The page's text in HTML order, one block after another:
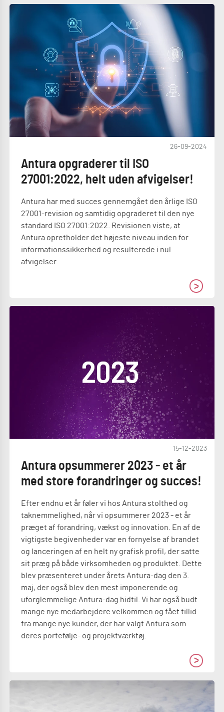
26-09-2024
Antura opgraderer til ISO
27001:2022, helt uden afvigelser!
Antura har med succes gennemgået den årlige ISO
27001-revision og samtidig opgraderet til den nye
standard ISO 27001:2022. Revisionen viste, at
Antura opretholder det højeste niveau inden for
informationssikkerhed og resulterede i nul
afvigelser.
15-12-2023
Antura opsummerer 2023 - et år
med store forandringer og succes!
Efter endnu et år føler vi hos Antura stolthed og
taknemmelighed, når vi opsummerer 2023 - et år
præget af forandring, vækst og innovation. En af de
vigtigste begivenheder var en fornyelse af brandet
og lanceringen af en helt ny grafisk profil, der satte
sit præg på både virksomheden og produktet. Dette
blev præsenteret under årets Antura-dag den 3.
maj, der også blev den mest imponerende og
uforglemmelige Antura-dag hidtil. Vi har også budt
mange nye medarbejdere velkommen og fået tillid
fra mange nye kunder, der har valgt Antura som
deres portefølje- og projektværktøj.